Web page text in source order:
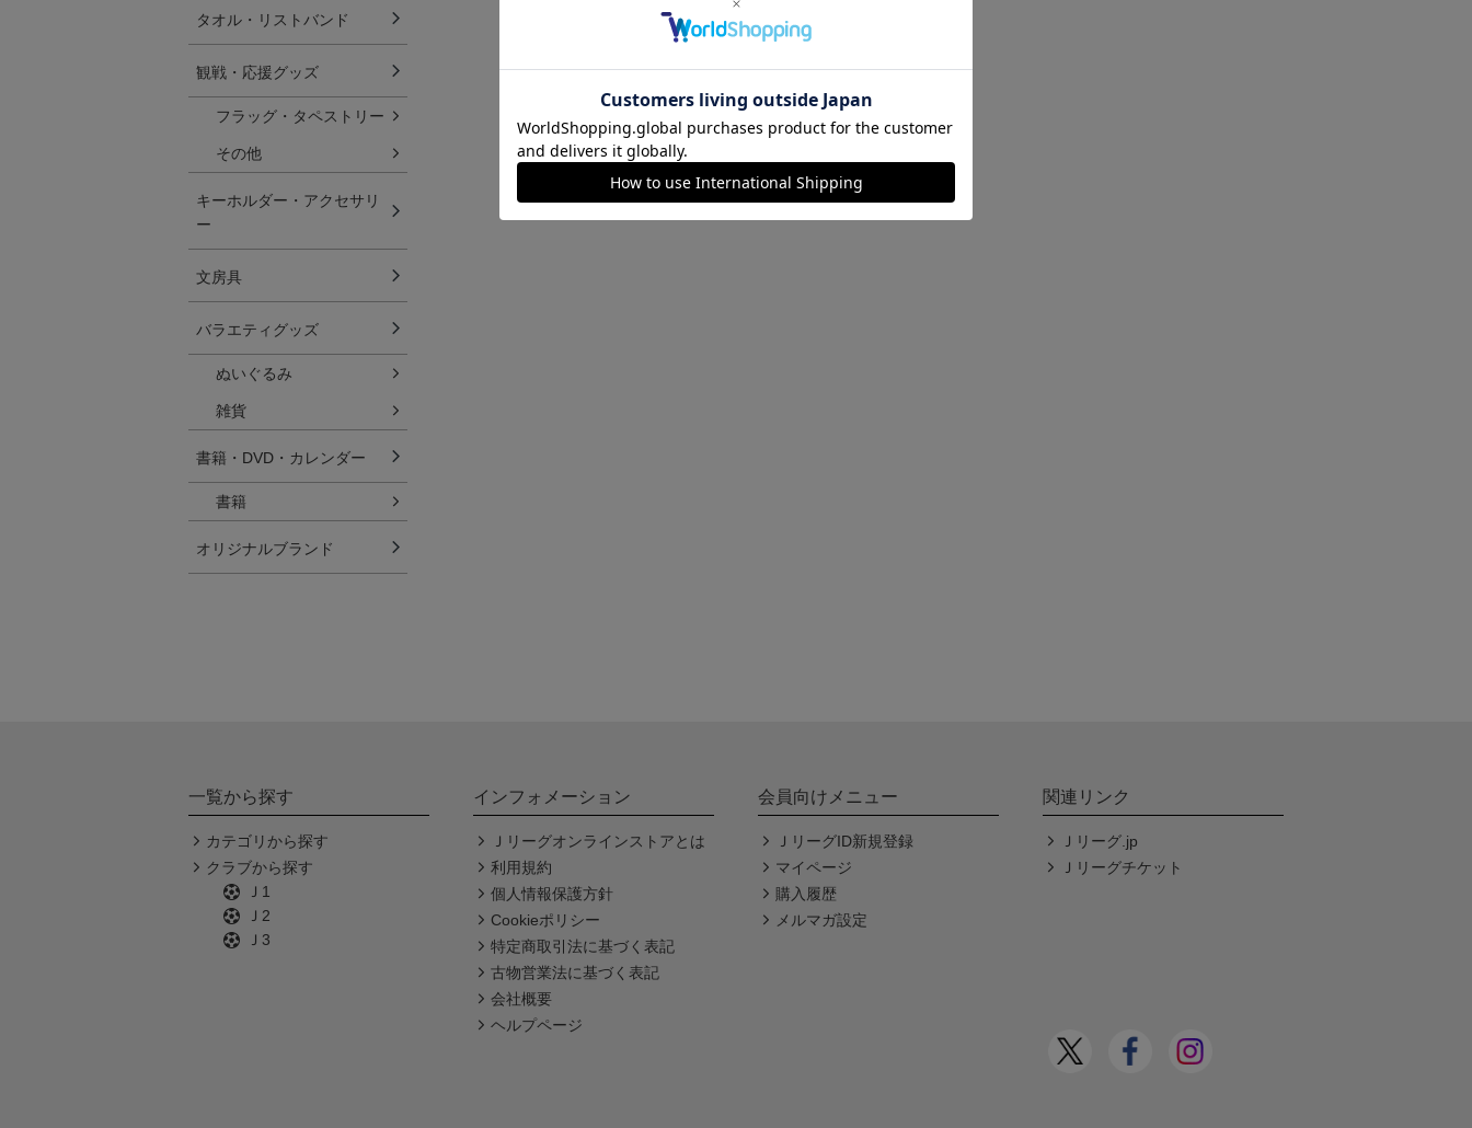
タオル・リストバンド
観戦・応援グッズ
フラッグ・タペストリー
その他
キーホルダー・アクセサリ
ー
文房具
バラエティグッズ
ぬいぐるみ
雑貨
書籍・DVD・カレンダー
書籍
オリジナルブランド
一覧から探す
カテゴリから探す
クラブから探す
Ｊ1
Ｊ2
Ｊ3
インフォメーション
Ｊリーグオンラインストアとは
利用規約
個人情報保護方針
Cookieポリシー
特定商取引法に基づく表記
古物営業法に基づく表記
会社概要
ヘルプページ
会員向けメニュー
ＪリーグID新規登録
マイページ
購入履歴
メルマガ設定
関連リンク
Ｊリーグ.jp
Ｊリーグチケット